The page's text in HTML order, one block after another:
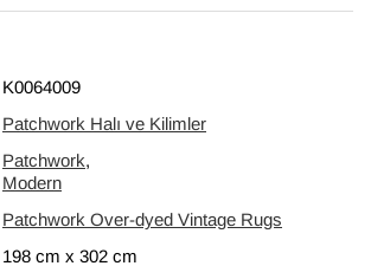
ve ofislerde sıcak bir hava
odaların dekorasyonunda etkileyici
K0064009
Patchwork Halı ve Kilimler
Patchwork,
Modern
Patchwork Over-dyed Vintage Rugs
198 cm x 302 cm